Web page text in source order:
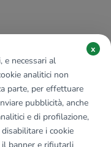
e necessari al
analitici non
parte, per effettuare
pubblicità, anche
e di profilazione,
i cookie
x